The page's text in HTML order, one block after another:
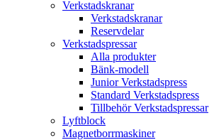
Verkstadskranar
Verkstadskranar
Reservdelar
Verkstadspressar
Alla produkter
Bänk-modell
Junior Verkstadspress
Standard Verkstadspress
Tillbehör Verkstadspressar
Lyftblock
Magnetborrmaskiner